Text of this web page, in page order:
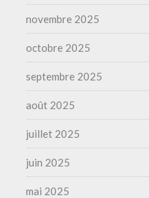
novembre 2025
octobre 2025
septembre 2025
août 2025
juillet 2025
juin 2025
mai 2025